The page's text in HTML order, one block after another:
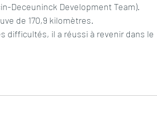
Deceuninck Development Team).
de 170,9 kilomètres.
difficultés, il a réussi à revenir dans le